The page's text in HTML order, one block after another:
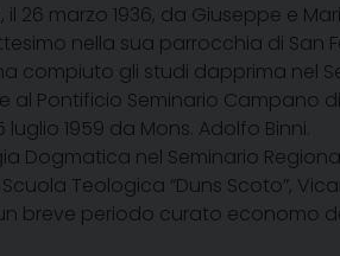
26 marzo 1936, da Giuseppe e
nella sua parrocchia di San
compiuto gli studi dapprima nel
al Pontificio Seminario Campano
1959 da Mons. Adolfo Binni.
Dogmatica nel Seminario
Teologica “Duns Scoto”,
breve periodo curato economo